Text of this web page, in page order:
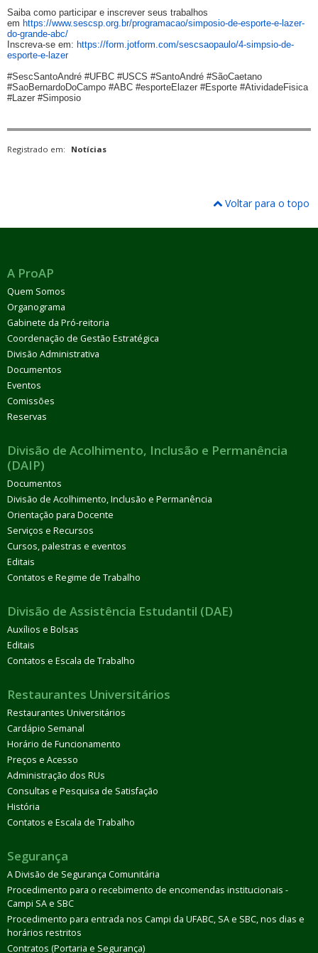
Saiba como participar e inscrever seus trabalhos
em https://www.sescsp.org.br/programacao/simposio-de-esporte-e-lazer-
do-grande-abc/
Inscreva-se em: https://form.jotform.com/sescsaopaulo/4-simpsio-de-
esporte-e-lazer
#SescSantoAndré #UFBC #USCS #SantoAndré #SãoCaetano
#SaoBernardoDoCampo #ABC #esporteElazer #Esporte #AtividadeFisica
#Lazer #Simposio
Registrado em: Notícias
Voltar para o topo
A ProAP
Quem Somos
Organograma
Gabinete da Pró-reitoria
Coordenação de Gestão Estratégica
Divisão Administrativa
Documentos
Eventos
Comissões
Reservas
Divisão de Acolhimento, Inclusão e Permanência
(DAIP)
Documentos
Divisão de Acolhimento, Inclusão e Permanência
Orientação para Docente
Serviços e Recursos
Cursos, palestras e eventos
Editais
Contatos e Regime de Trabalho
Divisão de Assistência Estudantil (DAE)
Auxílios e Bolsas
Editais
Contatos e Escala de Trabalho
Restaurantes Universitários
Restaurantes Universitários
Cardápio Semanal
Horário de Funcionamento
Preços e Acesso
Administração dos RUs
Consultas e Pesquisa de Satisfação
História
Contatos e Escala de Trabalho
Segurança
A Divisão de Segurança Comunitária
Procedimento para o recebimento de encomendas institucionais -
Campi SA e SBC
Procedimento para entrada nos Campi da UFABC, SA e SBC, nos dias e
horários restritos
Contratos (Portaria e Segurança)